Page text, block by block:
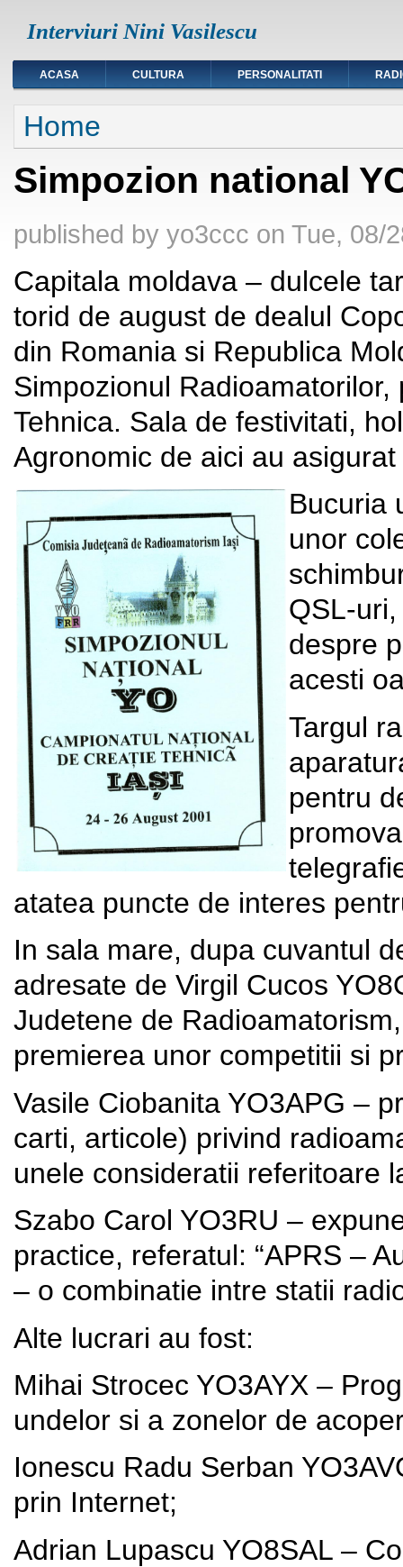
Interviuri Nini Vasilescu
ACASA CULTURA PERSONALITATI
You are here
Home
Simpozion national
published by yo3ccc on Tue, 08/
Capitala moldava – dulcele
torid de august de dealul
din Romania si Republica
Simpozionul
Tehnica. Sala de festivitati,
Agronomic de aici au
Bucuria
unor
QSL-
despre
acesti
Targul
pentru
atatea puncte de interes
In sala mare, dupa cuvantul
adresate de Virgil Cucos
Judetene de
premierea unor competitii si
Vasile Ciobanita YO3APG –
carti, articole) privind
unele consideratii referitoare
Szabo Carol YO3RU –
practice, referatul: “APRS –
– o combinatie intre statii
Alte lucrari au fost:
Mihai Strocec YO3AYX –
undelor si a zonelor de
Ionescu Radu Serban
prin Internet;
Adrian Lupascu YO8SAL –